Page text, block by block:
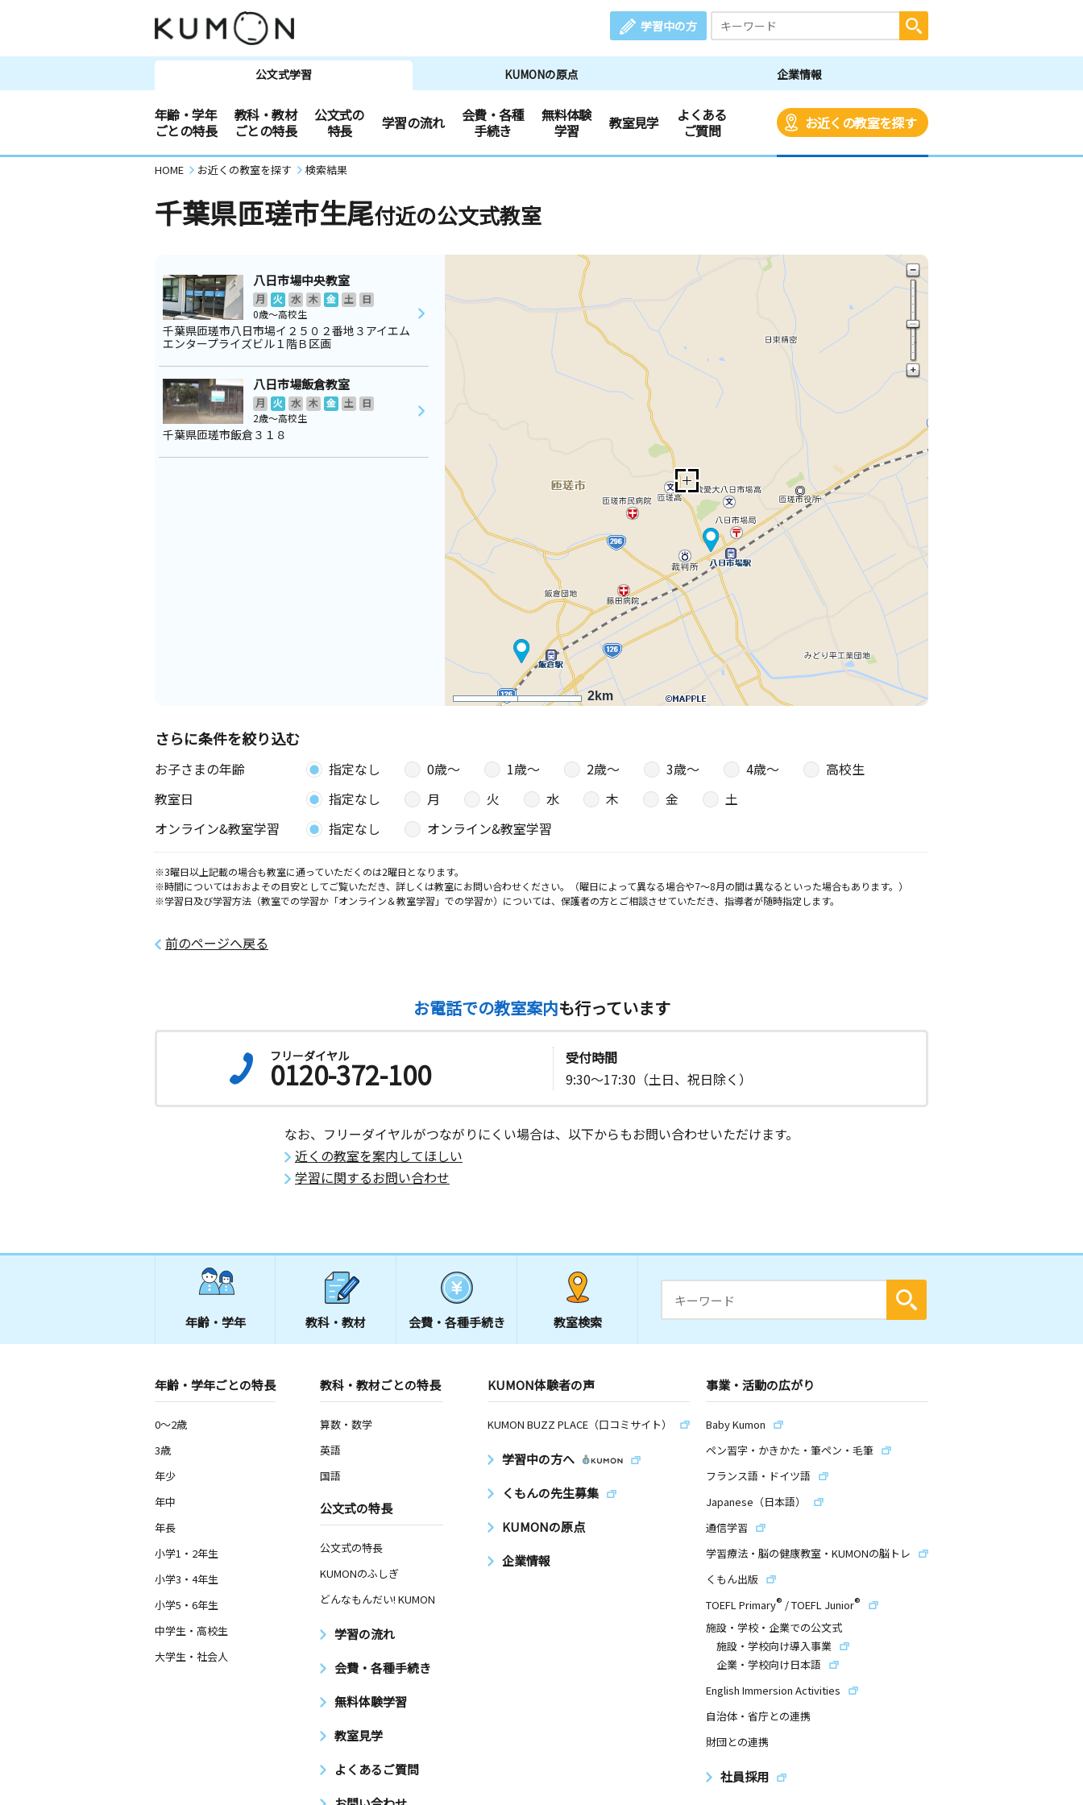
学習中の方
公文式学習 KUMONの原点 企業情報
年齢・学年
ごとの特長
教科・教材
ごとの特長
公文式の
特長
学習の流れ
会費・各種
手続き
無料体験
学習
教室見学
よくある
ご質問
お近くの教室を探す
HOME お近くの教室を探す 検索結果
千葉県匝瑳市生尾付近の公文式教室
2km
八日市場中央教室
月 火 水 木 金 土
日
0歳～高校生
千葉県匝瑳市八日市場イ２５０２番地３アイエム
エンタープライズビル１階Ｂ区画
八日市場飯倉教室
月 火 水 木 金 土
日
2歳～高校生
千葉県匝瑳市飯倉３１８
さらに条件を絞り込む
お子さまの年齢 指定なし 0歳〜 1歳〜 2歳〜 3歳〜 4歳〜
高校生
教室日
指定なし 月 火 水 木 金
土
オンライン&教室学習
指定なし オンライン&教室学習
※3曜日以上記載の場合も教室に通っていただくのは2曜日となります。
※時間についてはおおよその目安としてご覧いただき、詳しくは教室にお問い合わせください。（曜日によって異なる場合や7～8月の間は異なるといった場合もあります。）
※学習日及び学習方法（教室での学習か「オンライン＆教室学習」での学習か）については、保護者の方とご相談させていただき、指導者が随時指定します。
前のページへ戻る
お電話での教室案内も行っています
フリーダイヤル
0120-372-100
受付時間
9:30～17:30（土日、祝日除く）
なお、フリーダイヤルがつながりにくい場合は、以下からもお問い合わせいただけます。
近くの教室を案内してほしい
学習に関するお問い合わせ
年齢・学年 教科・教材 会費・ 各種手続き 教室検索
年齢・学年ごとの特長
0～2歳
3歳
年少
年中
年長
小学1・2年生
小学3・4年生
小学5・6年生
中学生・高校生
大学生・社会人
教科・教材ごとの特長
算数・数学
英語
国語
公文式の特長
公文式の特長
KUMONのふしぎ
どんなもんだい! KUMON
学習の流れ
会費・各種手続き
無料体験学習
教室見学
よくあるご質問
KUMON体験者の声
KUMON BUZZ PLACE（口コミサイト）
学習中の方へ
くもんの先生募集
KUMONの原点
企業情報
事業・活動の広がり
Baby Kumon
ペン習字・かきかた・筆ペン・毛筆
フランス語・ドイツ語
Japanese（日本語）
通信学習
学習療法・脳の健康教室・KUMONの脳トレ
くもん出版
TOEFL Primary® /TOEFL Junior®
施設・学校・企業での公文式
施設・学校向け導入事業
企業・学校向け日本語
English Immersion Activities
自治体・省庁との連携
財団との連携
社員採用